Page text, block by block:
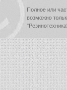
Полное или
возможно